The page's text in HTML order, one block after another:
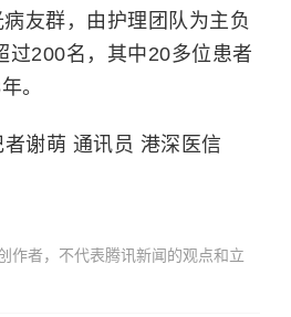
友群，由护理团队为主负
过200名，其中20多位患者
。
谢萌 通讯员 港深医信
作者，不代表腾讯新闻的观点和立